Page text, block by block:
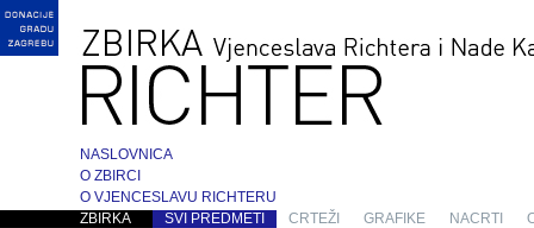
NASLOVNICA
O ZBIRCI
O VJENCESLAVU RICHTERU
ZBIRKA
SVI PREDMETI CRTEŽI GRAFIKE NACRTI